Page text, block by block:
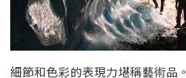
細節和色彩的表現力堪稱藝術品。